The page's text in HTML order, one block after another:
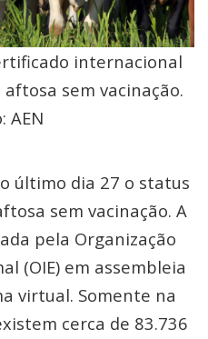
internacional
sem vacinação.
AEN
último dia 27 o status
sem vacinação. A
pela Organização
(OIE) em assembleia
virtual. Somente na
cerca de 83.736